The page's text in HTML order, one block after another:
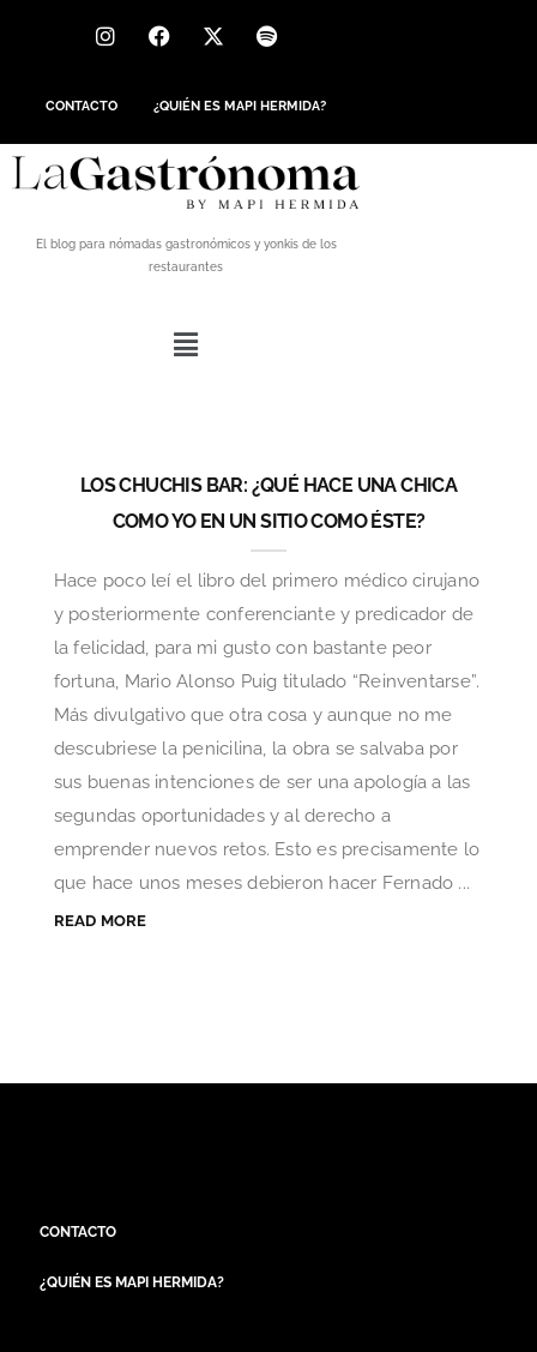
CONTACTO ¿QUIÉN ES MAPI HERMIDA?
El blog para nómadas gastronómicos y yonkis de los
restaurantes
LOS CHUCHIS BAR: ¿QUÉ HACE UNA CHICA
COMO YO EN UN SITIO COMO ÉSTE?
Hace poco leí el libro del primero médico cirujano
y posteriormente conferenciante y predicador de
la felicidad, para mi gusto con bastante peor
fortuna, Mario Alonso Puig titulado “Reinventarse”.
Más divulgativo que otra cosa y aunque no me
descubriese la penicilina, la obra se salvaba por
sus buenas intenciones de ser una apología a las
segundas oportunidades y al derecho a
emprender nuevos retos. Esto es precisamente lo
que hace unos meses debieron hacer Fernado ...
READ MORE
CONTACTO
¿QUIÉN ES MAPI HERMIDA?